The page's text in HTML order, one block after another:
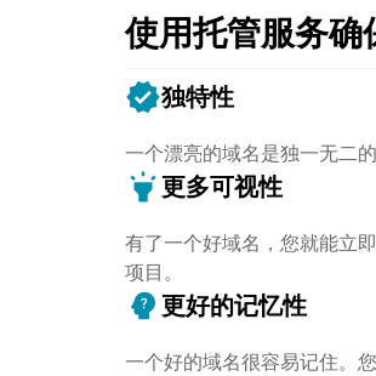
使用托管服务确
verified独特性
一个漂亮的域名是独一无二
highlight更多可视性
有了一个好域名，您就能立
项目。
psychology_alt 更好的记忆性
一个好的域名很容易记住。